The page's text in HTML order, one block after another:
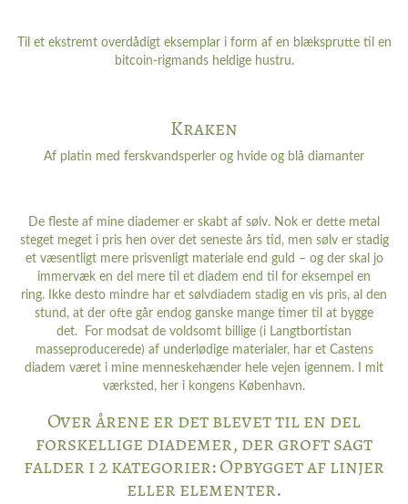
Til et ekstremt overdådigt eksemplar i form af en blæksprutte til en
bitcoin-rigmands heldige hustru.
Kraken
Af platin med ferskvandsperler og hvide og blå diamanter
De fleste af mine diademer er skabt af sølv. Nok er dette metal
steget meget i pris hen over det seneste års tid, men sølv er stadig
et væsentligt mere prisvenligt materiale end guld – og der skal jo
immervæk en del mere til et diadem end til for eksempel en
ring. Ikke desto mindre har et sølvdiadem stadig en vis pris, al den
stund, at der ofte går endog ganske mange timer til at bygge
det. For modsat de voldsomt billige (i Langtbortistan
masseproducerede) af underlødige materialer, har et Castens
diadem været i mine menneskehænder hele vejen igennem. I mit
værksted, her i kongens København.
Over årene er det blevet til en del
forskellige diademer, der groft sagt
falder i 2 kategorier: Opbygget af linjer
eller elementer.